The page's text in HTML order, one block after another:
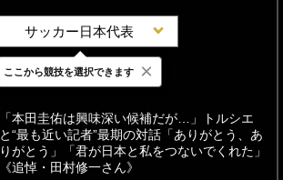
サッカー日本代表
最新 24時間 週間
「本田圭佑は興味深い候補だが…」トルシエ
と“最も近い記者”最期の対話「ありがとう、あ
りがとう」「君が日本と私をつないでくれた」
《追悼・田村修一さん》
ここから競技を選択できます ×